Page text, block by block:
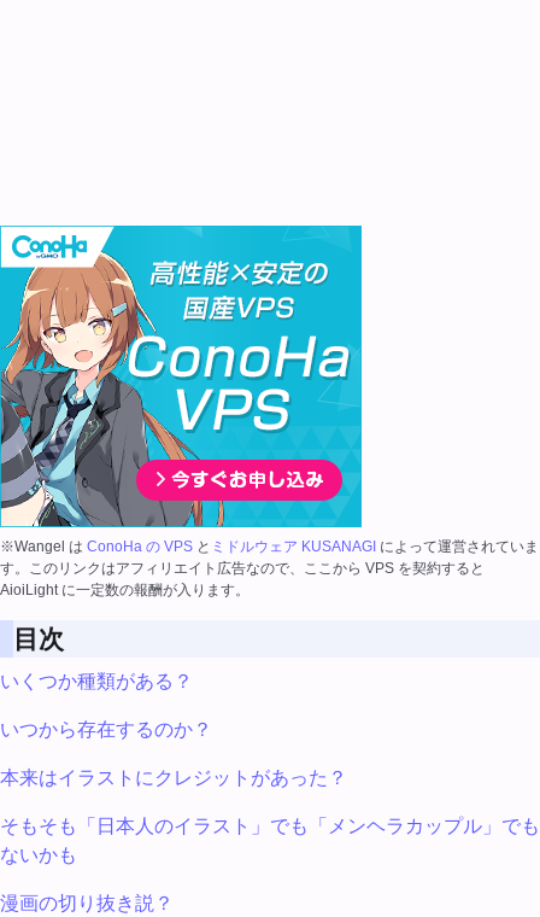
※Wangel は ConoHa の VPS と ミドルウェア KUSANAGI によって運営されていま
す。このリンクはアフィリエイト広告なので、ここから VPS を契約すると
AioiLight に一定数の報酬が入ります。
目次
いくつか種類がある？
いつから存在するのか？
本来はイラストにクレジットがあった？
そもそも「日本人のイラスト」でも「メンヘラカップル」でも
ないかも
漫画の切り抜き説？